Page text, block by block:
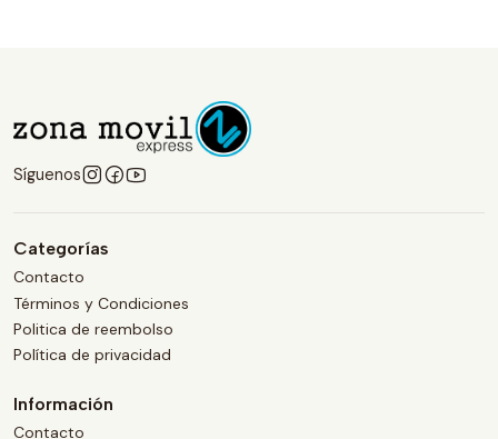
Síguenos
Categorías
Contacto
Términos y Condiciones
Politica de reembolso
Política de privacidad
Información
Contacto